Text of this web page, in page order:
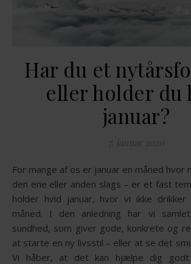
Har du et
eller holder du
januar?
7. januar 2020
For mange af os er januar en måned hvor nytårsforsæt – af
den ene eller anden slags – er et fast
holder hvid januar, hvor vi ikke
måned. I den anledning har vi
sundhed, som giver gode, konkrete og
at starte en ny livsstil – eller at se det
Vi håber, at det kan hjælpe dig